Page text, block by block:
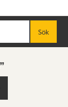
Sök